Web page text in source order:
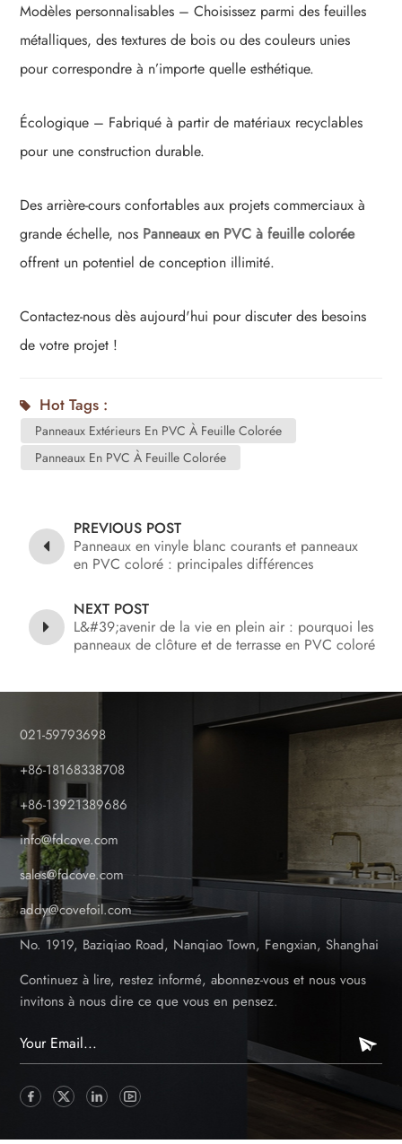
Modèles personnalisables – Choisissez parmi des feuilles
métalliques, des textures de bois ou des couleurs unies
pour correspondre à n’importe quelle esthétique.
Écologique – Fabriqué à partir de matériaux recyclables
pour une construction durable.
Des arrière-cours confortables aux projets commerciaux à
grande échelle, nos Panneaux en PVC à feuille colorée
offrent un potentiel de conception illimité.
Contactez-nous dès aujourd'hui pour discuter des besoins
de votre projet !
Hot Tags :
Panneaux Extérieurs En PVC À Feuille Colorée
Panneaux En PVC À Feuille Colorée
PREVIOUS POST
Panneaux en vinyle blanc courants et panneaux
en PVC coloré : principales différences
NEXT POST
L&#39;avenir de la vie en plein air : pourquoi les
panneaux de clôture et de terrasse en PVC coloré
021-59793698
+86-18168338708
+86-13921389686
info@fdcove.com
sales@fdcove.com
addy@covefoil.com
No. 1919, Baziqiao Road, Nanqiao Town, Fengxian, Shanghai
Continuez à lire, restez informé, abonnez-vous et nous vous
invitons à nous dire ce que vous en pensez.